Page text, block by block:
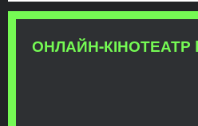
ОНЛАЙН-КІНОТЕАТР